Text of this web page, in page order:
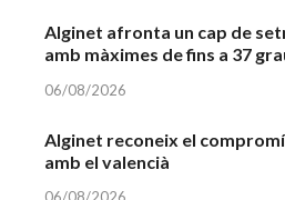
Alginet afronta un cap de
amb màximes de fins a 37
06/08/2026
Alginet reconeix el
amb el valencià